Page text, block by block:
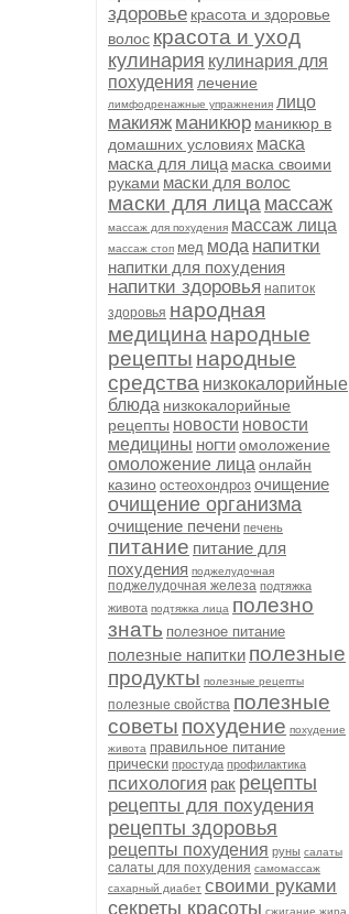
здоровье красота и здоровье
волос красота и уход
кулинария кулинария для
похудения лечение
лимфодренажные упражнения лицо
макияж маникюр маникюр в
домашних условиях маска
маска для лица маска своими
руками маски для волос
маски для лица массаж
массаж для похудения массаж лица
массаж стоп мед мода напитки
напитки для похудения
напитки здоровья напиток
здоровья народная
медицина народные
рецепты народные
средства низкокалорийные
блюда низкокалорийные
рецепты новости новости
медицины ногтиомоложение
омоложение лица онлайн
казино остеохондроз очищение
очищение организма
очищение печени печень
питание питание для
похудения поджелудочная
поджелудочная железа подтяжка
живота подтяжка лица полезно
знать полезное питание
полезные напитки полезные
продукты полезные рецепты
полезные свойства полезные
советы похудение похудение
живота правильное питание
прически простуда профилактика
психология рак рецепты
рецепты для похудения
рецепты здоровья
рецепты похудения руны салаты
салаты для похудения самомассаж
сахарный диабет своими руками
секреты красоты сжигание жира